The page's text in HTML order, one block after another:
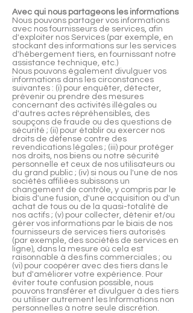
Avec qui nous partageons les informations
Nous pouvons partager vos informations
avec nos fournisseurs de services, afin
d'exploiter nos Services (par exemple, en
stockant des informations sur les services
d'hébergement tiers, en fournissant notre
assistance technique, etc.)
Nous pouvons également divulguer vos
informations dans les circonstances
suivantes : (i) pour enquêter, détecter,
prévenir ou prendre des mesures
concernant des activités illégales ou
d'autres actes répréhensibles, des
soupçons de fraude ou des questions de
sécurité ; (ii) pour établir ou exercer nos
droits de défense contre des
revendications légales ; (iii) pour protéger
nos droits, nos biens ou notre sécurité
personnelle et ceux de nos utilisateurs ou
du grand public ; (iv) si nous ou l'une de nos
sociétés affiliées subissons un
changement de contrôle, y compris par le
biais d'une fusion, d'une acquisition ou d'un
achat de tous ou de la quasi-totalité de
nos actifs ; (v) pour collecter, détenir et/ou
gérer vos informations par le biais de nos
fournisseurs de services tiers autorisés
(par exemple, des sociétés de services en
ligne), dans la mesure où cela est
raisonnable à des fins commerciales ; ou
(vi) pour coopérer avec des tiers dans le
but d'améliorer votre expérience. Pour
éviter toute confusion possible, nous
pouvons transférer et divulguer à des tiers
ou utiliser autrement les Informations non
personnelles à notre seule discrétion.